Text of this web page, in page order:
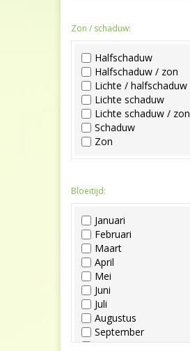
Zon / schaduw:
Halfschaduw
Halfschaduw / zon
Lichte / halfschaduw
Lichte schaduw
Lichte schaduw / zon
Schaduw
Zon
Bloeitijd:
Januari
Februari
Maart
April
Mei
Juni
Juli
Augustus
September
Oktober